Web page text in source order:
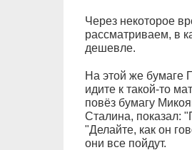
Через некоторое
рассматриваем, в
дешевле.
На этой же бумаге
идите к такой-то
повёз бумагу
Сталина, показал:
"Делайте, как он
они все пойдут.